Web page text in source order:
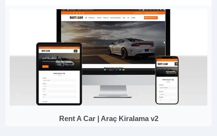
Rent A Car | Araç Kiralama v2